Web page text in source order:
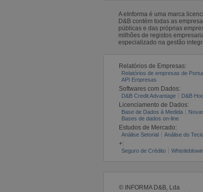
A eInforma é uma marca
D&B contém todas as
públicas e das próprias
milhões de registos
especializado na gestão
Relatórios de Empresas:
Relatórios de empresas de
API Empresas
Softwares com Dados:
D&B Credit Advantage D&B
Licenciamento de Dados:
Base de Dados à Medida
Bases de dados on-line
Estudos de Mercado:
Análise Setorial Análise do
+:
Seguro de Crédito
© INFORMA D&B, Lda